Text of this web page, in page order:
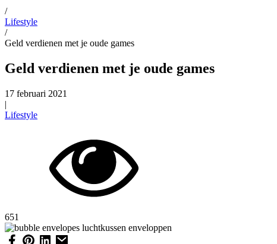
/
Lifestyle
/
Geld verdienen met je oude games
Geld verdienen met je oude games
17 februari 2021
|
Lifestyle
651